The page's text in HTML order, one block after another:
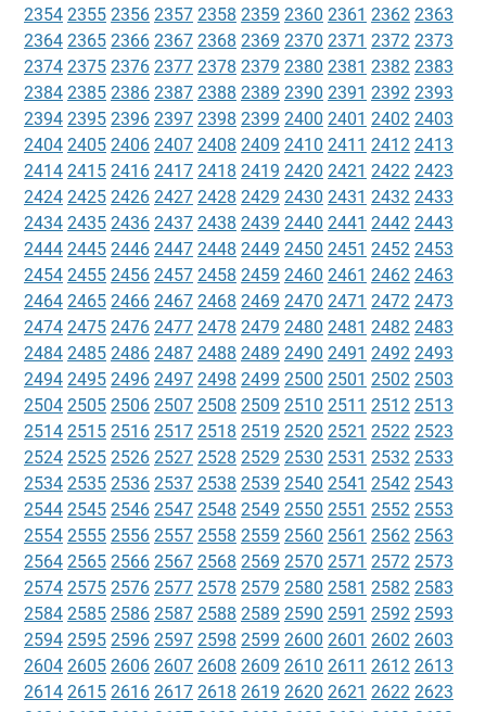
2354 2355 2356 2357 2358 2359 2360 2361 2362 2363
2364 2365 2366 2367 2368 2369 2370 2371 2372 2373
2374 2375 2376 2377 2378 2379 2380 2381 2382 2383
2384 2385 2386 2387 2388 2389 2390 2391 2392 2393
2394 2395 2396 2397 2398 2399 2400 2401 2402 2403
2404 2405 2406 2407 2408 2409 2410 2411 2412 2413
2414 2415 2416 2417 2418 2419 2420 2421 2422 2423
2424 2425 2426 2427 2428 2429 2430 2431 2432 2433
2434 2435 2436 2437 2438 2439 2440 2441 2442 2443
2444 2445 2446 2447 2448 2449 2450 2451 2452 2453
2454 2455 2456 2457 2458 2459 2460 2461 2462 2463
2464 2465 2466 2467 2468 2469 2470 2471 2472 2473
2474 2475 2476 2477 2478 2479 2480 2481 2482 2483
2484 2485 2486 2487 2488 2489 2490 2491 2492 2493
2494 2495 2496 2497 2498 2499 2500 2501 2502 2503
2504 2505 2506 2507 2508 2509 2510 2511 2512 2513
2514 2515 2516 2517 2518 2519 2520 2521 2522 2523
2524 2525 2526 2527 2528 2529 2530 2531 2532 2533
2534 2535 2536 2537 2538 2539 2540 2541 2542 2543
2544 2545 2546 2547 2548 2549 2550 2551 2552 2553
2554 2555 2556 2557 2558 2559 2560 2561 2562 2563
2564 2565 2566 2567 2568 2569 2570 2571 2572 2573
2574 2575 2576 2577 2578 2579 2580 2581 2582 2583
2584 2585 2586 2587 2588 2589 2590 2591 2592 2593
2594 2595 2596 2597 2598 2599 2600 2601 2602 2603
2604 2605 2606 2607 2608 2609 2610 2611 2612 2613
2614 2615 2616 2617 2618 2619 2620 2621 2622 2623